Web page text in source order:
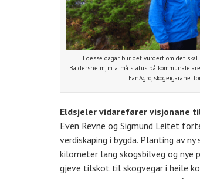
I desse dagar blir det vurdert om det
Baldersheim, m. a. må status på kommunale
FanAgro, skogeigarane
Eldsjeler vidarefører visjonane
Even Revne og Sigmund Leitet
verdiskaping i bygda. Planting av
kilometer lang skogsbilveg og
gjeve tilskot til skogvegar i heile